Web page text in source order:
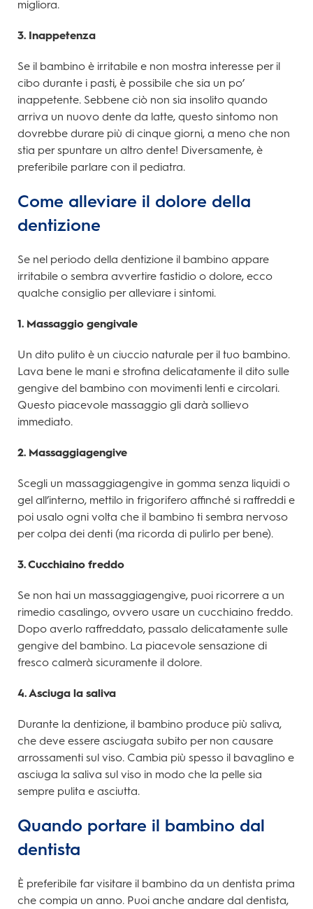
migliora.
3. Inappetenza
Se il bambino è irritabile e non mostra interesse per il
cibo durante i pasti, è possibile che sia un po’
inappetente. Sebbene ciò non sia insolito quando
arriva un nuovo dente da latte, questo sintomo non
dovrebbe durare più di cinque giorni, a meno che non
stia per spuntare un altro dente! Diversamente, è
preferibile parlare con il pediatra.
Come alleviare il dolore della
dentizione
Se nel periodo della dentizione il bambino appare
irritabile o sembra avvertire fastidio o dolore, ecco
qualche consiglio per alleviare i sintomi.
1. Massaggio gengivale
Un dito pulito è un ciuccio naturale per il tuo bambino.
Lava bene le mani e strofina delicatamente il dito sulle
gengive del bambino con movimenti lenti e circolari.
Questo piacevole massaggio gli darà sollievo
immediato.
2. Massaggiagengive
Scegli un massaggiagengive in gomma senza liquidi o
gel all’interno, mettilo in frigorifero affinché si raffreddi e
poi usalo ogni volta che il bambino ti sembra nervoso
per colpa dei denti (ma ricorda di pulirlo per bene).
3. Cucchiaino freddo
Se non hai un massaggiagengive, puoi ricorrere a un
rimedio casalingo, ovvero usare un cucchiaino freddo.
Dopo averlo raffreddato, passalo delicatamente sulle
gengive del bambino. La piacevole sensazione di
fresco calmerà sicuramente il dolore.
4. Asciuga la saliva
Durante la dentizione, il bambino produce più saliva,
che deve essere asciugata subito per non causare
arrossamenti sul viso. Cambia più spesso il bavaglino e
asciuga la saliva sul viso in modo che la pelle sia
sempre pulita e asciutta.
Quando portare il bambino dal
dentista
È preferibile far visitare il bambino da un dentista prima
che compia un anno. Puoi anche andare dal dentista,